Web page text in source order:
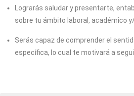
Lograrás saludar y presentarte,
sobre tu ámbito laboral, académico
Serás capaz de comprender el
específica, lo cual te motivará a